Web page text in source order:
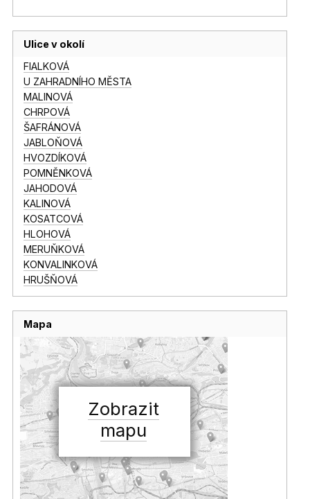
Ulice v okolí
FIALKOVÁ
U ZAHRADNÍHO MĚSTA
MALINOVÁ
CHRPOVÁ
ŠAFRÁNOVÁ
JABLOŇOVÁ
HVOZDÍKOVÁ
POMNĚNKOVÁ
JAHODOVÁ
KALINOVÁ
KOSATCOVÁ
HLOHOVÁ
MERUŇKOVÁ
KONVALINKOVÁ
HRUŠŇOVÁ
Mapa
Zobrazit
mapu